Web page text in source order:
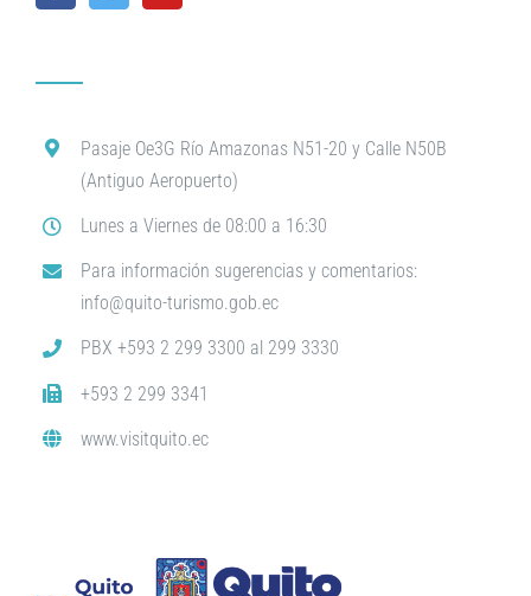
Pasaje Oe3G Río Amazonas N51-20 y Calle N50B
(Antiguo Aeropuerto)
Lunes a Viernes de 08:00 a 16:30
Para información sugerencias y comentarios:
info@quito-turismo.gob.ec
PBX +593 2 299 3300 al 299 3330
+593 2 299 3341
www.visitquito.ec